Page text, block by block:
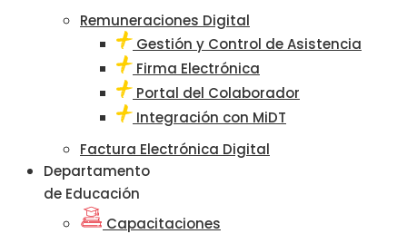
Remuneraciones Digital
Gestión y Control de Asistencia
Firma Electrónica
Portal del Colaborador
Integración con MiDT
Factura Electrónica Digital
Departamento
de Educación
Capacitaciones